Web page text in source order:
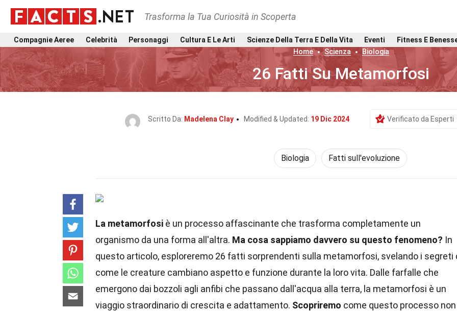
Trasforma la Tua Curiosità in Scoperta
Compagnie Aeree Celebrità Personaggi Cultura E Le Arti Scienze Della Terra E Della Vita Eventi
Fitness E
Home
Scienza Biologia
26 Fatti Su Metamorfosi
Scritto Da: Madelena Clay Modified & Updated: 19 Dic 2024 Verificato da Esperti
Biologia Fatti sull'evoluzione
La metamorfosi è un processo affascinante che trasforma completamente un
organismo da una forma all'altra. Ma cosa sappiamo davvero su questo fenomeno? In
questo articolo, esploreremo 26 fatti sorprendenti sulla metamorfosi, svelando i segreti
come le creature cambiano aspetto e funzione durante la loro vita. Dalle farfalle che
emergono dai bozzoli agli anfibi che passano dall'acqua alla terra, la metamorfosi è un
viaggio straordinario di crescita e adattamento. Scopriremo come questo processo non